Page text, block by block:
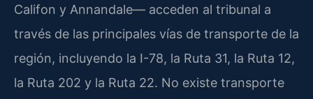
Califon y Annandale— acceden al tribunal a
través de las principales vías de transporte de la
región, incluyendo la I-78, la Ruta 31, la Ruta 12,
la Ruta 202 y la Ruta 22. No existe transporte